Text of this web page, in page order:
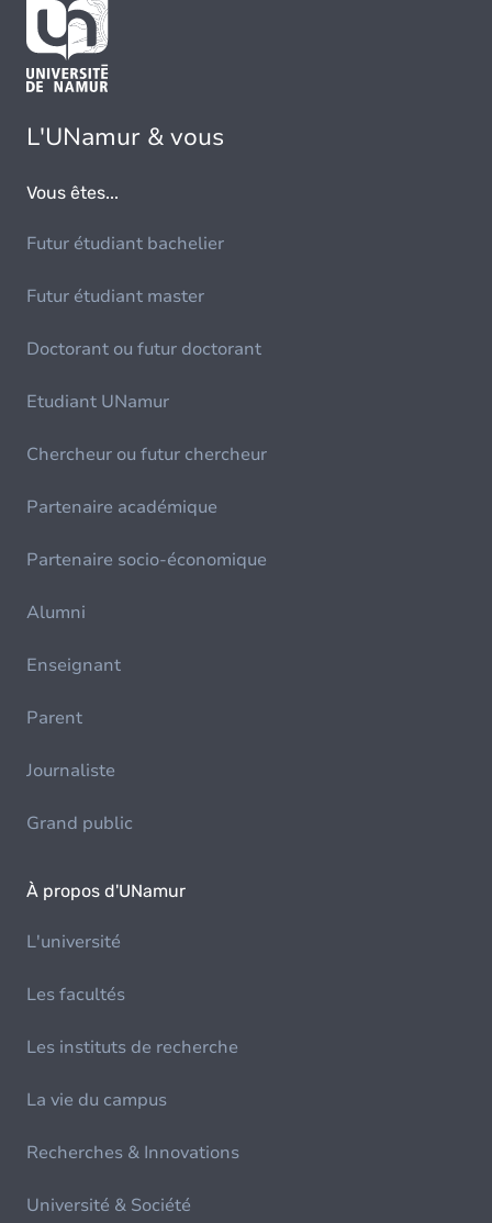
L'UNamur & vous
Vous êtes...
Futur étudiant bachelier
Futur étudiant master
Doctorant ou futur doctorant
Etudiant UNamur
Chercheur ou futur chercheur
Partenaire académique
Partenaire socio-économique
Alumni
Enseignant
Parent
Journaliste
Grand public
À propos d'UNamur
L'université
Les facultés
Les instituts de recherche
La vie du campus
Recherches & Innovations
Université & Société